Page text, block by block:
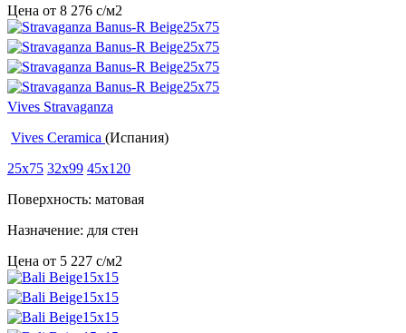
Цена от 8 276 c/м2
Vives Stravaganza
Vives Ceramica (Испания)
25x75 32x99 45x120
Поверхность: матовая
Назначение: для стен
Цена от 5 227 c/м2